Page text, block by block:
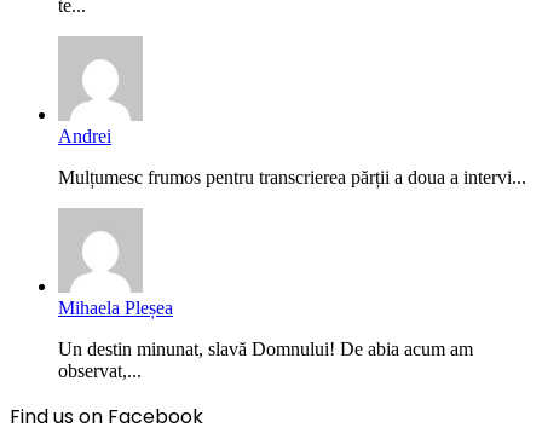
te...
Andrei
Mulțumesc frumos pentru transcrierea părții a doua a intervi...
Mihaela Pleșea
Un destin minunat, slavă Domnului! De abia acum am
observat,...
Find us on Facebook